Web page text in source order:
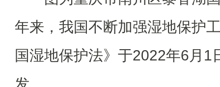
年来，我国不断加强湿地保护
国湿地保护法》于2022年6月1
发